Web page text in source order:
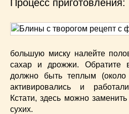
Процесс приготовления:
большую миску налейте
сахар и дрожжи. Обратите
должно быть теплым
активировались и
Кстати, здесь можно
сухих.